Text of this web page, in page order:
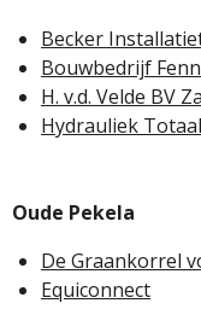
Becker
Bouwbedrijf
H. v.d. Velde BV
Hydrauliek Totaal
Oude Pekela
De Graankorrel
Equiconnect